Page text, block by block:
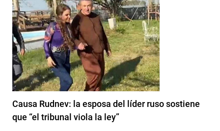
Causa Rudnev: la esposa del líder ruso sostiene
que “el tribunal viola la ley”